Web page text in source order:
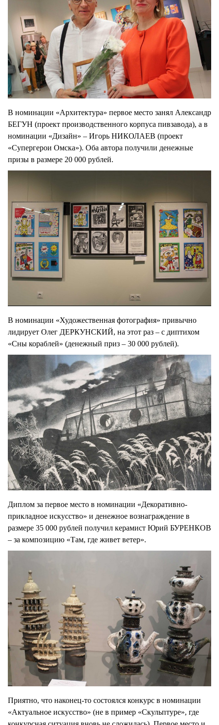
В номинации «Архитектура» первое место занял Александр
БЕГУН (проект производственного корпуса пивзавода), а в
номинации «Дизайн» – Игорь НИКОЛАЕВ (проект
«Супергерои Омска»). Оба автора получили денежные
призы в размере 20 000 рублей.
В номинации «Художественная фотография» привычно
лидирует Олег ДЕРКУНСКИЙ, на этот раз – с диптихом
«Сны кораблей» (денежный приз – 30 000 рублей).
Диплом за первое место в номинации «Декоративно-
прикладное искусство» и денежное вознаграждение в
размере 35 000 рублей получил керамист Юрий БУРЕНКОВ
– за композицию «Там, где живет ветер».
Приятно, что наконец-то состоялся конкурс в номинации
«Актуальное искусство» (не в пример «Скульптуре», где